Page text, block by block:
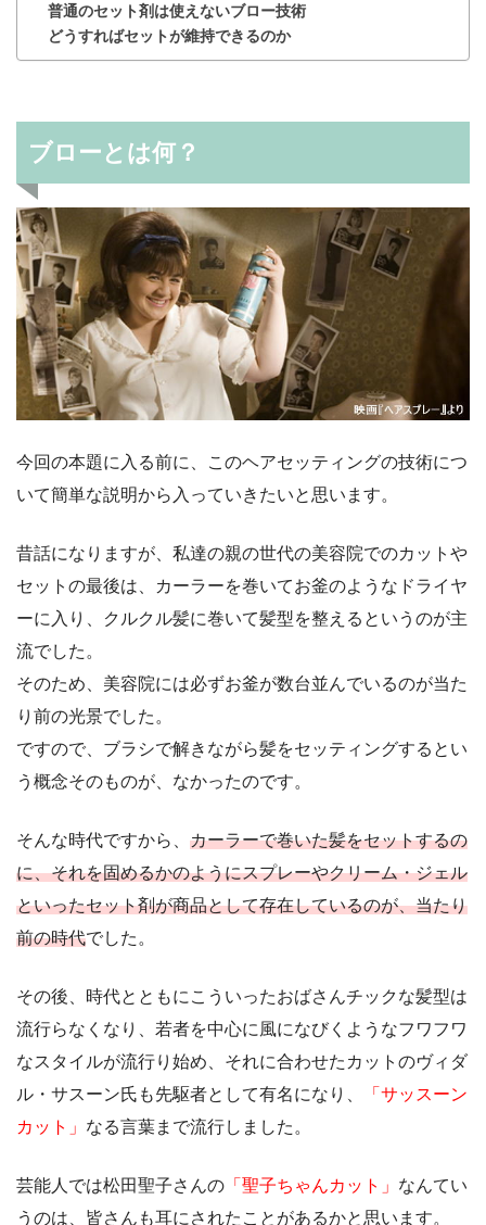
普通のセット剤は使えないブロー技術
どうすればセットが維持できるのか
ブローとは何？
今回の本題に入る前に、このヘアセッティングの技術につ
いて簡単な説明から入っていきたいと思います。
昔話になりますが、私達の親の世代の美容院でのカットや
セットの最後は、カーラーを巻いてお釜のようなドライヤ
ーに入り、クルクル髪に巻いて髪型を整えるというのが主
流でした。
そのため、美容院には必ずお釜が数台並んでいるのが当た
り前の光景でした。
ですので、ブラシで解きながら髪をセッティングするとい
う概念そのものが、なかったのです。
そんな時代ですから、 カーラーで巻いた髪をセットするの
に、それを固めるかのようにスプレーやクリーム・ジェル
といったセット剤が商品として存在しているのが、当たり
前の時代でした。
その後、時代とともにこういったおばさんチックな髪型は
流行らなくなり、若者を中心に風になびくようなフワフワ
なスタイルが流行り始め、それに合わせたカットのヴィダ
ル・サスーン氏も先駆者として有名になり、
「サッスーン
カット」 なる言葉まで流行しました。
芸能人では松田聖子さんの 「聖子ちゃんカット」 なんてい
うのは、皆さんも耳にされたことがあるかと思います。